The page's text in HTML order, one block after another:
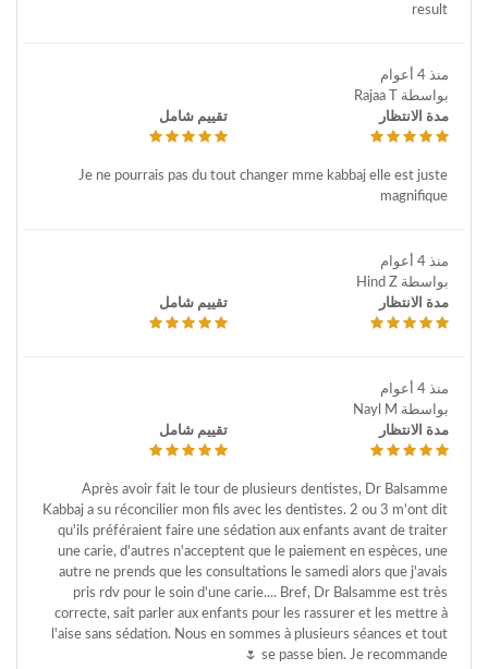
result
منذ 4 أعوام
بواسطة Rajaa T
مدة الانتظار
تقييم شامل
Je ne pourrais pas du tout changer mme kabbaj elle est juste
magnifique
منذ 4 أعوام
بواسطة Hind Z
مدة الانتظار
تقييم شامل
منذ 4 أعوام
بواسطة Nayl M
مدة الانتظار
تقييم شامل
Après avoir fait le tour de plusieurs dentistes, Dr Balsamme
Kabbaj a su réconcilier mon fils avec les dentistes. 2 ou 3 m'ont dit
qu'ils préféraient faire une sédation aux enfants avant de traiter
une carie, d'autres n'acceptent que le paiement en espèces, une
autre ne prends que les consultations le samedi alors que j'avais
pris rdv pour le soin d'une carie.... Bref, Dr Balsamme est très
correcte, sait parler aux enfants pour les rassurer et les mettre à
l'aise sans sédation. Nous en sommes à plusieurs séances et tout
se passe bien. Je recommande 🌷